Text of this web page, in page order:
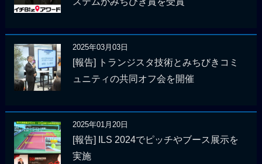
2025年03月03日
[報告] トランジスタ技術とみちびきコミ
ュニティの共同オフ会を開催
2025年01月20日
[報告] ILS 2024でピッチやブース展示を
実施